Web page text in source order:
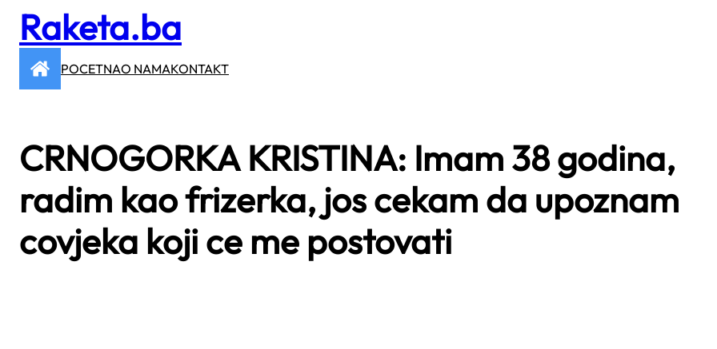
SkipRaketa.ba
POCETNAO NAMAKONTAKT
CRNOGORKA KRISTINA: Imam 38 godina,
radim kao frizerka, jos cekam da upoznam
covjeka koji ce me postovati